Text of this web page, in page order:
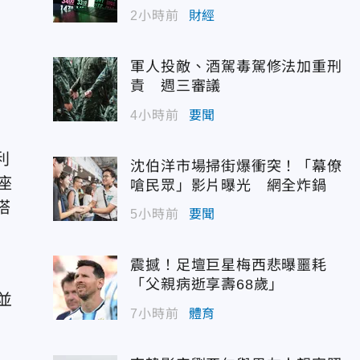
2小時前 財經
軍人投敵、酒駕毒駕修法加重刑
責 週三審議
4小時前 要聞
沈伯洋市場掃街爆衝突！「幕僚
嗆民眾」影片曝光 網全炸鍋
5小時前 要聞
震撼！足壇巨星梅西悲曝噩耗
「父親病逝享壽68歲」
7小時前 體育